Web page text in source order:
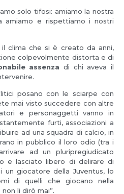
solo tifosi: amiamo la nostra
amiamo e rispettiamo i nostri
clima che si è creato da anni,
colpevolmente distorta e di
assenza di chi aveva il
posano con le sciarpe con
mai visto succedere con altre
e personaggetti vanno in
furti, associazioni a
ad una squadra di calcio, in
in pubblico il loro odio (tra i
ad un pluripregiudicato
e lasciato libero di delirare di
un giocatore della Juventus, lo
di quelli che giocano nella
li dirò mai”.